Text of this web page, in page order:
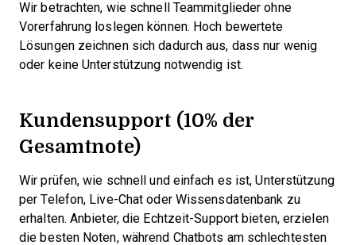
Wir betrachten, wie schnell Teammitglieder ohne
Vorerfahrung loslegen können. Hoch bewertete
Lösungen zeichnen sich dadurch aus, dass nur wenig
oder keine Unterstützung notwendig ist.
Kundensupport (10% der
Gesamtnote)
Wir prüfen, wie schnell und einfach es ist, Unterstützung
per Telefon, Live-Chat oder Wissensdatenbank zu
erhalten. Anbieter, die Echtzeit-Support bieten, erzielen
die besten Noten, während Chatbots am schlechtesten